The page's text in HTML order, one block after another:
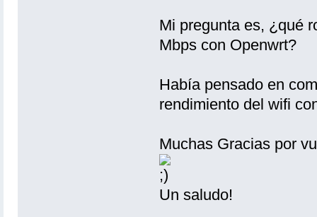
Mi pregunta es, ¿qué
Mbps con Openwrt?
Había pensado en
rendimiento del wifi
Muchas Gracias por
Un saludo!